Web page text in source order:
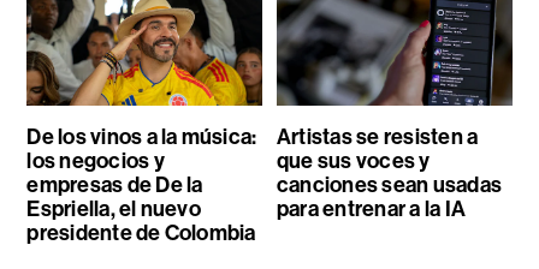
De los vinos a la música:
los negocios y
empresas de De la
Espriella, el nuevo
presidente de Colombia
Artistas se resisten a
que sus voces y
canciones sean usadas
para entrenar a la IA